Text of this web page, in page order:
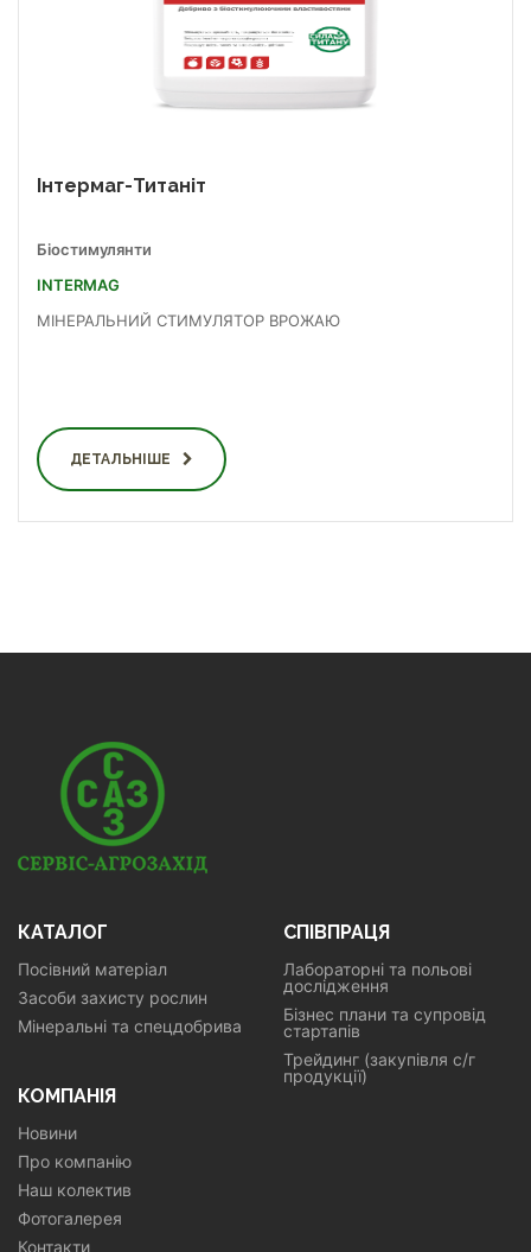
Інтермаг-Титаніт
Біостимулянти
INTERMAG
МІНЕРАЛЬНИЙ СТИМУЛЯТОР ВРОЖАЮ
ДЕТАЛЬНІШЕ
КАТАЛОГ
Посівний матеріал
Засоби захисту рослин
Мінеральні та спецдобрива
СПІВПРАЦЯ
Лабораторні та польові
дослідження
Бізнес плани та супровід
стартапів
Трейдинг (закупівля с/г
продукції)
КОМПАНІЯ
Новини
Про компанію
Наш колектив
Фотогалерея
Контакти